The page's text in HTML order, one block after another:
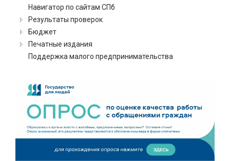
Навигатор по сайтам СПб
Результаты проверок
Бюджет
Печатные издания
Поддержка малого предпринимательства